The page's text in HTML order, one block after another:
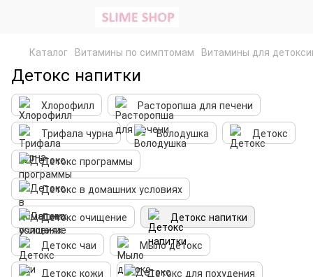
Каталог Витамины по симптомам Витамины для
Детокс напитки
Хлорофилл
Расторопша для печени
Трифала чурна
Володушка
Детокс
Детокс программы
Детокс в домашних условиях
Детокс очищение
Детокс напитки
Детокс чаи
Мыло детокс
Детокс кожи
Детокс для похудения